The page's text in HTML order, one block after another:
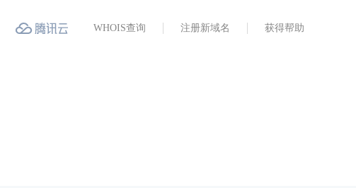
WHOIS查询 注册新域名 获得帮助